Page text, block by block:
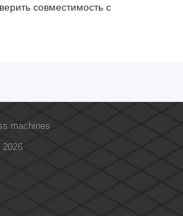
совместимость с
и проводим регулярное
machines